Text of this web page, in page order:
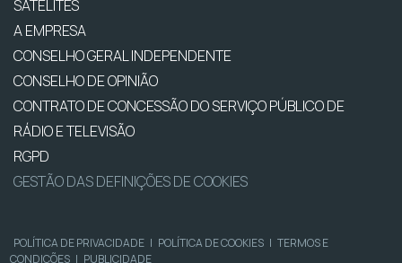
SATÉLITES
A EMPRESA
CONSELHO GERAL INDEPENDENTE
CONSELHO DE OPINIÃO
CONTRATO DE CONCESSÃO DO SERVIÇO PÚBLICO DE
RÁDIO E TELEVISÃO
RGPD
GESTÃO DAS DEFINIÇÕES DE COOKIES
POLÍTICA DE PRIVACIDADE | POLÍTICA DE COOKIES | TERMOS E
CONDIÇÕES | PUBLICIDADE